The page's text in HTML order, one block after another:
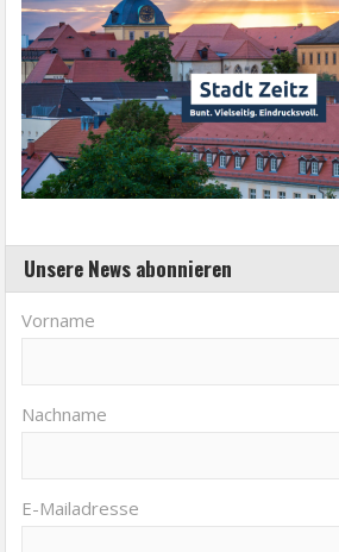
Unsere News abonnieren
Vorname
Nachname
E-Mailadresse